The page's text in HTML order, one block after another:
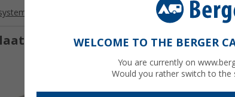
Selfsat MWR
voor 5G antenne
WELCOME TO THE BERGER
You are currently on
Would you rather switch to the